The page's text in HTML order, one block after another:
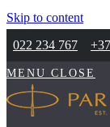
Skip to content
022 234 767
MENU CLOSE